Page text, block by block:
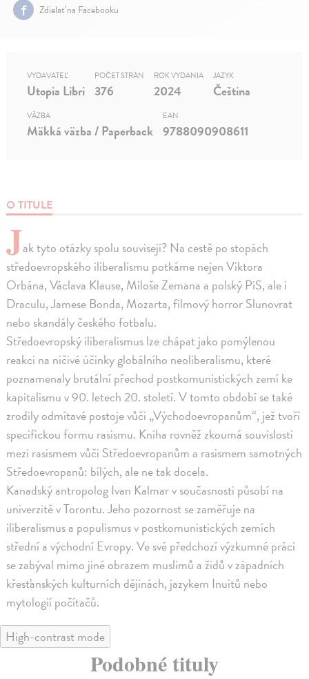
Zdielať na Facebooku
O TITULE
Jak tyto otázky spolu souvisejí? Na cestě po stopách
středoevropského iliberalismu potkáme nejen Viktora
Orbána, Václava Klause, Miloše Zemana a polský PiS, ale i
Draculu, Jamese Bonda, Mozarta, filmový horror Slunovrat
nebo skandály českého fotbalu.
Středoevropský iliberalismus lze chápat jako pomýlenou
reakci na ničivé účinky globálního neoliberalismu, které
poznamenaly brutální přechod postkomunistických zemí ke
kapitalismu v 90. letech 20. století. V tomto období se také
zrodily odmítavé postoje vůči „Východoevropanům“, jež tvoří
specifickou formu rasismu. Kniha rovněž zkoumá souvislosti
mezi rasismem vůči Středoevropanům a rasismem samotných
Středoevropanů: bílých, ale ne tak docela.
Kanadský antropolog Ivan Kalmar v současnosti působí na
univerzitě v Torontu. Jeho pozornost se zaměřuje na
iliberalismus a populismus v postkomunistických zemích
střední a východní Evropy. Ve své předchozí výzkumné práci
se zabýval mimo jiné obrazem muslimů a židů v západních
křesťanských kulturních dějinách, jazykem Inuitů nebo
mytologií počítačů.
VYDAVATEĽ
Utopia Libri
POČET STRÁN
376
ROK VYDANIA
2024
JAZYK
Čeština
VÄZBA
Mäkká väzba / Paperback
EAN
9788090908611
High-contrast mode
Podobné tituly